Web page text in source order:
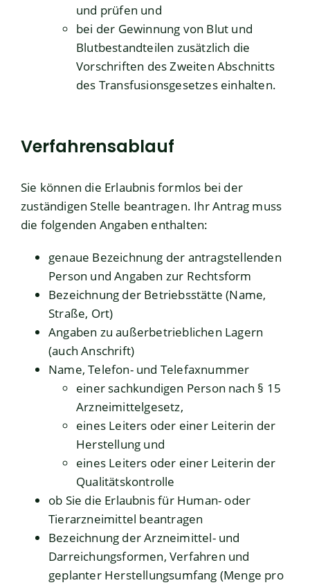
und prüfen und
bei der Gewinnung von Blut und
Blutbestandteilen zusätzlich die
Vorschriften des Zweiten Abschnitts
des Transfusionsgesetzes einhalten.
Verfahrensablauf
Sie können die Erlaubnis formlos bei der
zuständigen Stelle beantragen. Ihr Antrag muss
die folgenden Angaben enthalten:
genaue Bezeichnung der antragstellenden
Person und Angaben zur Rechtsform
Bezeichnung der Betriebsstätte (Name,
Straße, Ort)
Angaben zu außerbetrieblichen Lagern
(auch Anschrift)
Name, Telefon- und Telefaxnummer
einer sachkundigen Person nach § 15
Arzneimittelgesetz,
eines Leiters oder einer Leiterin der
Herstellung und
eines Leiters oder einer Leiterin der
Qualitätskontrolle
ob Sie die Erlaubnis für Human- oder
Tierarzneimittel beantragen
Bezeichnung der Arzneimittel- und
Darreichungsformen, Verfahren und
geplanter Herstellungsumfang (Menge pro